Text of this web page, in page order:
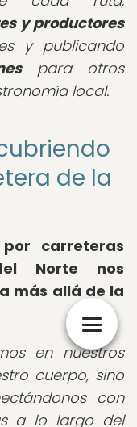
y productores
y publicando
para otros
local.
de la
carreteras
Norte nos
más allá de la
en nuestros
cuerpo, sino
con
a lo largo del